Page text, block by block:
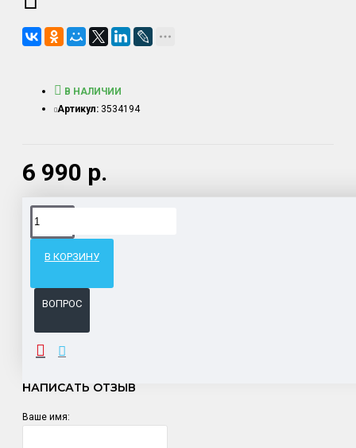
6 990 р.
В НАЛИЧИИ
Артикул: 3534194
В КОРЗИНУ
ВОПРОС
Доставка товара по всему Таможенному союзу.
ОТЗЫВЫ
НАПИСАТЬ ОТЗЫВ
Ваше имя: